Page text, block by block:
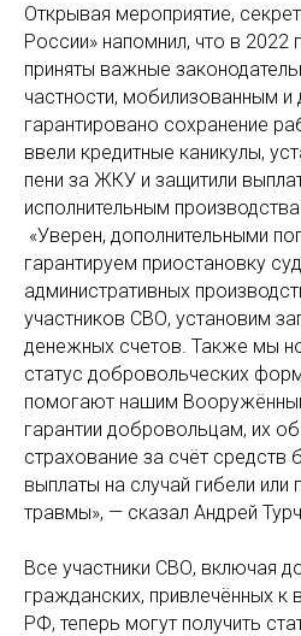
Открывая мероприятие,
России» напомнил, что в 2022
приняты важные
частности, мобилизованным
гарантировано сохранение
ввели кредитные каникулы,
пени за ЖКУ и защитили
исполнительным
«Уверен, дополнительными
гарантируем приостановку
административных
участников СВО, установим
денежных счетов. Также мы
статус добровольческих
помогают нашим
гарантии добровольцам, их
страхование за счёт
выплаты на случай гибели или
травмы», — сказал Андрей
Все участники СВО, включая
гражданских, привлечённых
РФ, теперь могут получить